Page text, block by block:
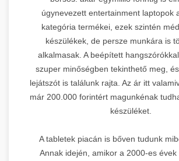
úgynevezett entertainment laptopok
kategória termékei, ezek szintén
készülékek, de persze munkára is
alkalmasak. A beépített
szuper minőségben tekinthető meg,
lejátszót is találunk rajta. Az ár itt
már 200.000 forintért magunkénak
készüléket.
A tabletek piacán is bőven tudunk
Annak idején, amikor a 2000-es